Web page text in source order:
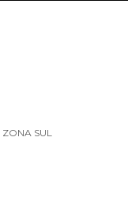
ZONA SUL